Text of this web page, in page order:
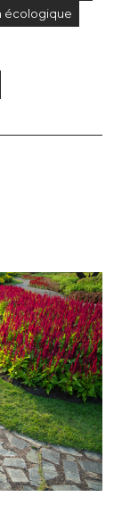
écologique